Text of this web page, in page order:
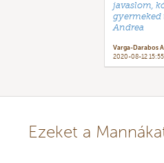
javaslom,
gyermeked
Andrea
Varga-Darabos
2020-08-12 15:55
Ezeket a